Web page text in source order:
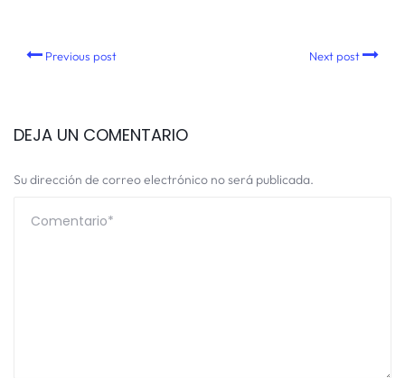
Previous post Next post
DEJA UN COMENTARIO
Su dirección de correo electrónico no será publicada.